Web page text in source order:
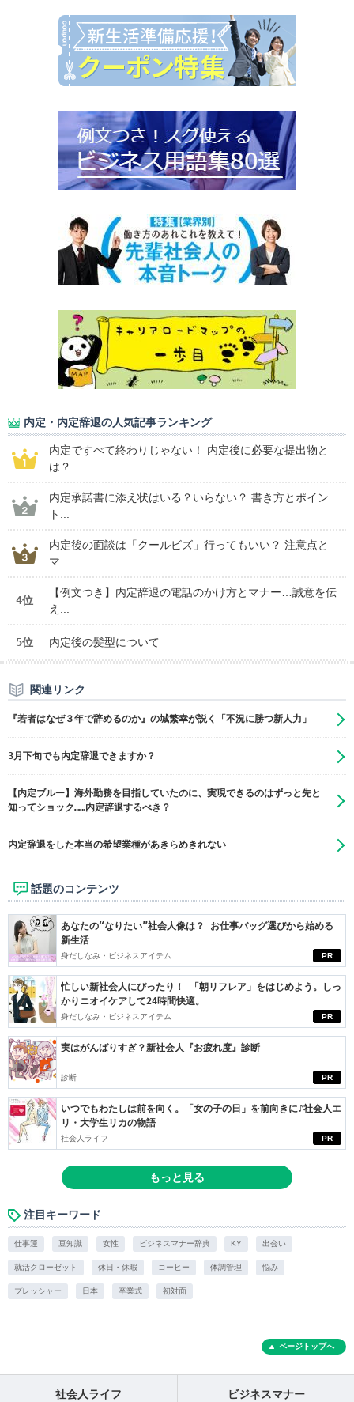
内定・内定辞退の人気記事ランキング
内定ですべて終わりじゃない！ 内定後に必要な提出物と
は？
内定承諾書に添え状はいる？いらない？ 書き方とポイン
ト...
内定後の面談は「クールビズ」行ってもいい？ 注意点と
マ...
4位
【例文つき】内定辞退の電話のかけ方とマナー…誠意を伝
え...
5位 内定後の髪型について
関連リンク
『若者はなぜ３年で辞めるのか』の城繁幸が説く「不況に勝つ新人力」
3月下旬でも内定辞退できますか？
【内定ブルー】海外勤務を目指していたのに、実現できるのはずっと先と
知ってショック……内定辞退するべき？
内定辞退をした本当の希望業種があきらめきれない
話題のコンテンツ
PR
あなたの“なりたい”社会人像は？ お仕事バッグ選びから始める
新生活
身だしなみ・ビジネスアイテム
PR
忙しい新社会人にぴったり！ 「朝リフレア」をはじめよう。しっ
かりニオイケアして24時間快適。
身だしなみ・ビジネスアイテム
PR
実はがんばりすぎ？新社会人『お疲れ度』診断
診断
PR
いつでもわたしは前を向く。「女の子の日」を前向きに♪社会人エ
リ・大学生リカの物語
社会人ライフ
もっと見る
注目キーワード
仕事運 豆知識 女性 ビジネスマナー辞典 KY 出会い
就活クローゼット 休日・休暇 コーヒー 体調管理 悩み
プレッシャー 日本 卒業式 初対面
ページトップへ
社会人ライフ ビジネスマナー